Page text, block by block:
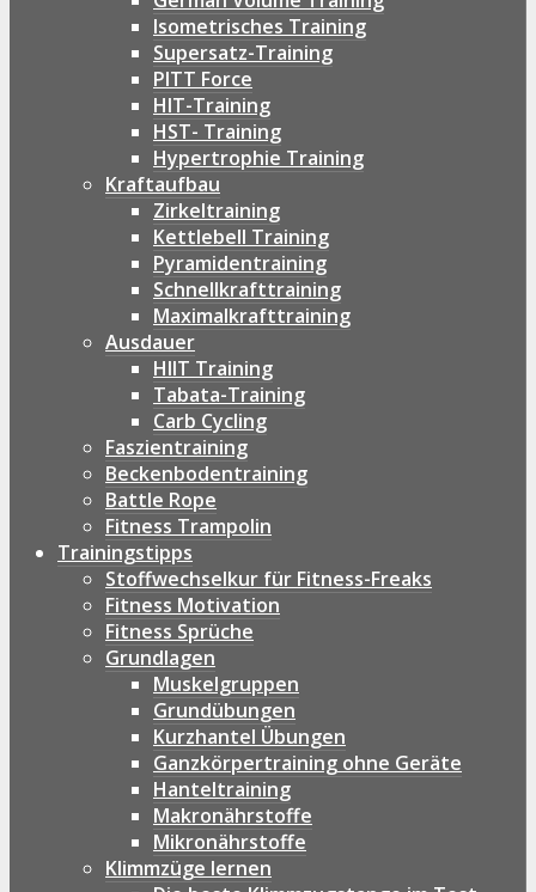
Isometrisches Training
Supersatz-Training
PITT Force
HIT-Training
HST- Training
Hypertrophie Training
Kraftaufbau
Zirkeltraining
Kettlebell Training
Pyramidentraining
Schnellkrafttraining
Maximalkrafttraining
Ausdauer
HIIT Training
Tabata-Training
Carb Cycling
Faszientraining
Beckenbodentraining
Battle Rope
Fitness Trampolin
Trainingstipps
Stoffwechselkur für Fitness-Freaks
Fitness Motivation
Fitness Sprüche
Grundlagen
Muskelgruppen
Grundübungen
Kurzhantel Übungen
Ganzkörpertraining ohne Geräte
Hanteltraining
Makronährstoffe
Mikronährstoffe
Klimmzüge lernen